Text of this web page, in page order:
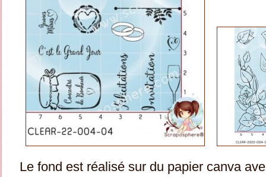
Le fond est réalisé sur du papier canva